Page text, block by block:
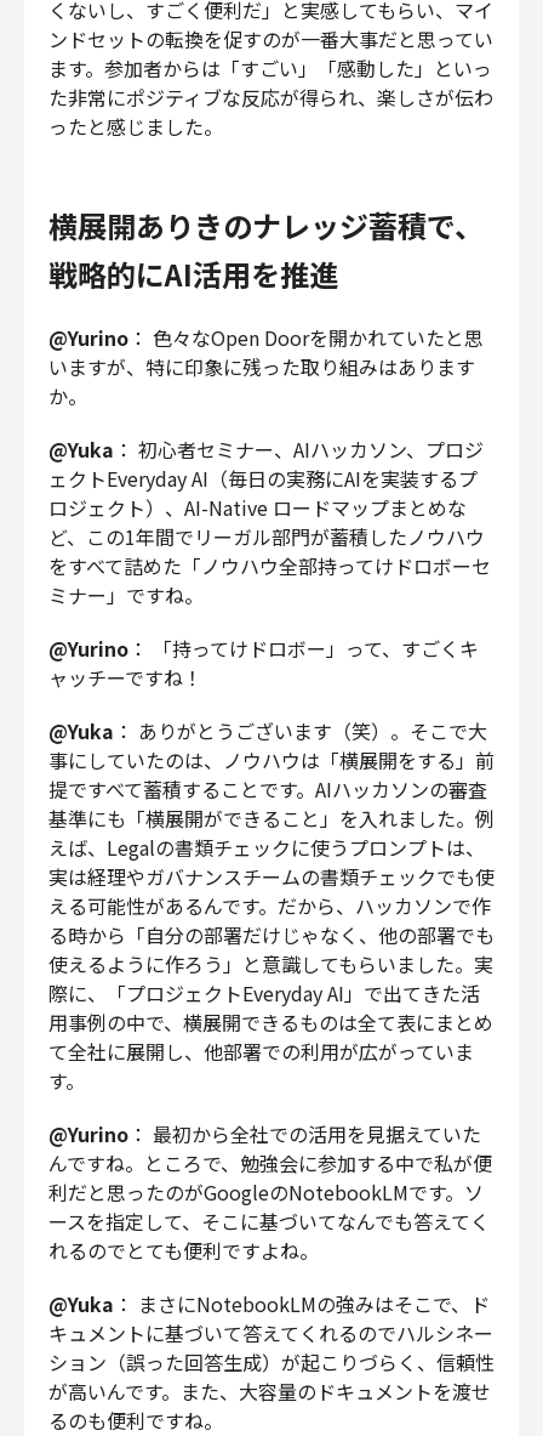
くないし、すごく便利だ」と実感してもらい、マイ
ンドセットの転換を促すのが一番大事だと思ってい
ます。参加者からは「すごい」「感動した」といっ
た非常にポジティブな反応が得られ、楽しさが伝わ
ったと感じました。
横展開ありきのナレッジ蓄積で、
戦略的にAI活用を推進
@Yurino ： 色々なOpen Doorを開かれていたと思
いますが、特に印象に残った取り組みはあります
か。
@Yuka ： 初心者セミナー、AIハッカソン、プロジ
ェクトEveryday AI（毎日の実務にAIを実装するプ
ロジェクト）、AI-Native ロードマップまとめな
ど、この1年間でリーガル部門が蓄積したノウハウ
をすべて詰めた「ノウハウ全部持ってけドロボーセ
ミナー」ですね。
@Yurino ： 「持ってけドロボー」って、すごくキ
ャッチーですね！
@Yuka ： ありがとうございます（笑）。そこで大
事にしていたのは、ノウハウは「横展開をする」前
提ですべて蓄積することです。AIハッカソンの審査
基準にも「横展開ができること」を入れました。例
えば、Legalの書類チェックに使うプロンプトは、
実は経理やガバナンスチームの書類チェックでも使
える可能性があるんです。だから、ハッカソンで作
る時から「自分の部署だけじゃなく、他の部署でも
使えるように作ろう」と意識してもらいました。実
際に、「プロジェクトEveryday AI」で出てきた活
用事例の中で、横展開できるものは全て表にまとめ
て全社に展開し、他部署での利用が広がっていま
す。
@Yurino ： 最初から全社での活用を見据えていた
んですね。ところで、勉強会に参加する中で私が便
利だと思ったのがGoogleのNotebookLMです。ソ
ースを指定して、そこに基づいてなんでも答えてく
れるのでとても便利ですよね。
@Yuka ： まさにNotebookLMの強みはそこで、ド
キュメントに基づいて答えてくれるのでハルシネー
ション（誤った回答生成）が起こりづらく、信頼性
が高いんです。また、大容量のドキュメントを渡せ
るのも便利ですね。